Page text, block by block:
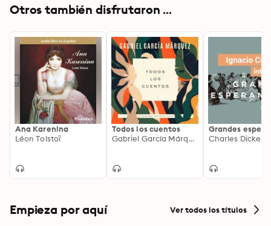
Otros también disfrutaron ...
Ana Karenina
Léon Tolstoï
Todos los cuentos
Gabriel García Márquez
Grandes
Charles Dickens
Empieza por aquí Ver todos los títulos